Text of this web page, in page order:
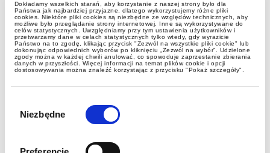
Dokładamy wszelkich starań, aby korzystanie z naszej strony było dla
Państwa jak najbardziej przyjazne, dlatego wykorzystujemy różne pliki
cookies. Niektóre pliki cookies są niezbędne ze względów technicznych, aby
możliwe było przeglądanie strony internetowej. Inne są wykorzystywane do
celów statystycznych. Uwzględniamy przy tym ustawienia użytkowników i
przetwarzamy dane w celach statystycznych tylko wtedy, gdy wyrazicie
Państwo na to zgodę, klikając przycisk "Zezwól na wszystkie pliki cookie" lub
dokonując odpowiednich wyborów po kliknięciu „Zezwól na wybór”. Udzielone
zgody można w każdej chwili anulować, co spowoduje zaprzestanie zbierania
danych w przyszłości. Więcej informacji na temat plików cookie i opcji
dostosowywania można znaleźć korzystając z przycisku "Pokaż szczegóły".
zgody
Niezbędne
projektowanych uproszczeń